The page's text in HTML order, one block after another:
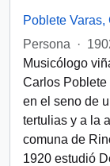
Poblete Varas,
Persona
·
Musicólogo
Carlos Poblete
en el seno de
tertulias y a la
comuna de
1920 estudió